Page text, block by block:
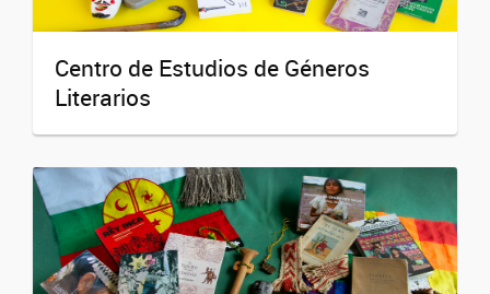
Centro de Estudios de Géneros
Literarios